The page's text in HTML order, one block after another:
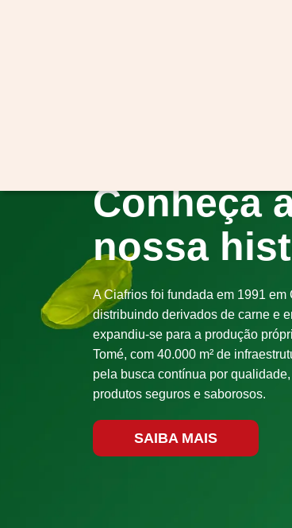
Conheça
nossa
A Ciafrios foi fundada em 1991
distribuindo derivados de carne e
expandiu-se para a produção
Tomé, com 40.000 m² de
pela busca contínua por
produtos seguros e saborosos.
SAIBA MAIS